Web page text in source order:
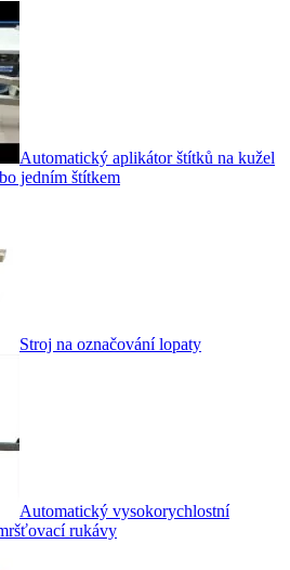
Automatický aplikátor štítků na kužel
jedním štítkem
Stroj na označování lopaty
Automatický vysokorychlostní
rukávy